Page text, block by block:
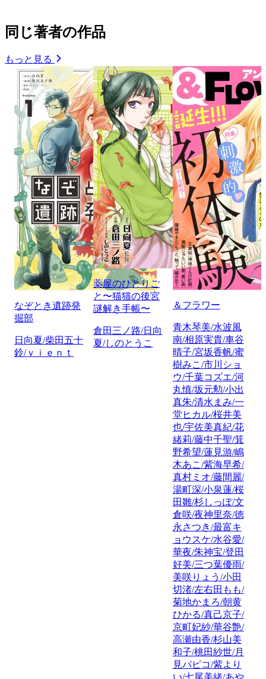
同じ著者の作品
もっと見る
なぞとき遺跡発
掘部
日向夏/柴田五十
鈴/ｖｉｅｎｔ
薬屋のひとりご
と〜猫猫の後宮
謎解き手帳〜
倉田三ノ路/日向
夏/しのとうこ
＆フラワー
青木琴美/水波風
南/相原実貴/車谷
晴子/宮坂香帆/蜜
樹みこ/市川ショ
ウ/千葉コズエ/河
丸慎/坂元勲/小出
真朱/清水まみ/一
堂ヒカル/桜井美
也/宇佐美真紀/花
緒莉/藤中千聖/箕
野希望/蓮見游/嶋
木あこ/紫海早希/
真村ミオ/藤間麗/
湯町深/小泉蓮/桜
田雛/杉しっぽ/文
倉咲/夜神里奈/徳
永さつき/最富キ
ョウスケ/水谷愛/
華夜/朱神宝/登田
好美/三つ葉優雨/
美咲りょう/小田
切渚/左右田もも/
菊地かまろ/朝黄
ひかる/真己京子/
京町妃紗/華谷艶/
高瀬由香/杉山美
和子/桃田紗世/月
見パピコ/紫より
い/七尾美緒/あや